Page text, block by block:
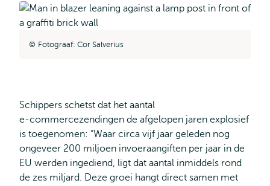
Fotograaf: Cor Salverius
Schippers schetst dat het aantal
e‑commercezendingen de afgelopen jaren explosief
is toegenomen: “Waar circa vijf jaar geleden nog
ongeveer 200 miljoen invoeraangiften per jaar in de
EU werden ingediend, ligt dat aantal inmiddels rond
de zes miljard. Deze groei hangt direct samen met